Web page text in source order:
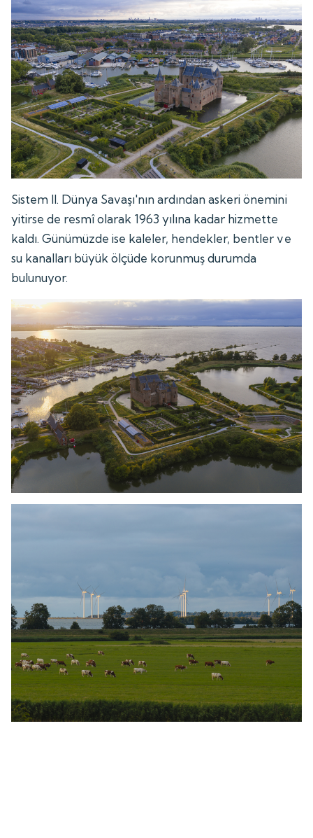
Sistem II. Dünya Savaşı'nın ardından askeri önemini
yitirse de resmî olarak 1963 yılına kadar hizmette
kaldı. Günümüzde ise kaleler, hendekler, bentler ve
su kanalları büyük ölçüde korunmuş durumda
bulunuyor.